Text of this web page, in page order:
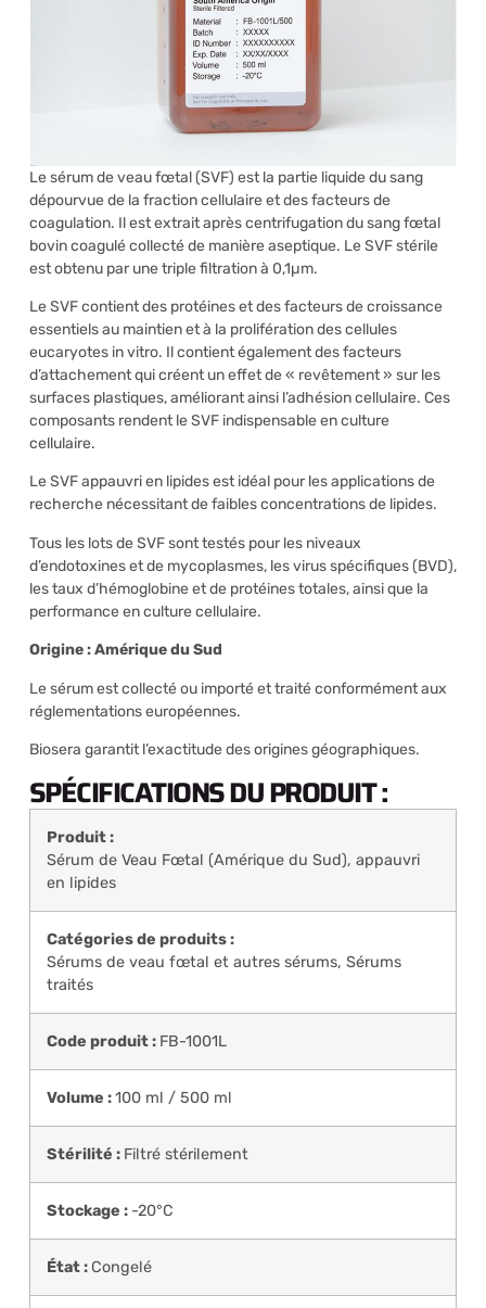
Le sérum de veau fœtal (SVF) est la partie liquide du sang
dépourvue de la fraction cellulaire et des facteurs de
coagulation. Il est extrait après centrifugation du sang fœtal
bovin coagulé collecté de manière aseptique. Le SVF stérile
est obtenu par une triple filtration à 0,1µm.
Le SVF contient des protéines et des facteurs de croissance
essentiels au maintien et à la prolifération des cellules
eucaryotes in vitro. Il contient également des facteurs
d’attachement qui créent un effet de « revêtement » sur les
surfaces plastiques, améliorant ainsi l’adhésion cellulaire. Ces
composants rendent le SVF indispensable en culture
cellulaire.
Le SVF appauvri en lipides est idéal pour les applications de
recherche nécessitant de faibles concentrations de lipides.
Tous les lots de SVF sont testés pour les niveaux
d’endotoxines et de mycoplasmes, les virus spécifiques (BVD),
les taux d’hémoglobine et de protéines totales, ainsi que la
performance en culture cellulaire.
Origine : Amérique du Sud
Le sérum est collecté ou importé et traité conformément aux
réglementations européennes.
Biosera garantit l’exactitude des origines géographiques.
SPÉCIFICATIONS DU PRODUIT :
Produit :
Sérum de Veau Fœtal (Amérique du Sud), appauvri
en lipides
Catégories de produits :
Sérums de veau fœtal et autres sérums, Sérums
traités
Code produit : FB-1001L
Volume :100 ml / 500 ml
Stérilité : Filtré stérilement
Stockage : -20°C
État : Congelé